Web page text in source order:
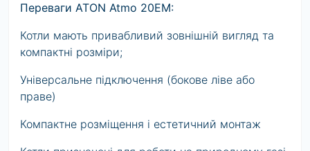
Переваги ATON Atmo 20ЕМ:
Котли мають привабливий зовнішній вигляд та
компактні розміри;
Універсальне підключення (бокове ліве або
праве)
Компактне розміщення і естетичний монтаж